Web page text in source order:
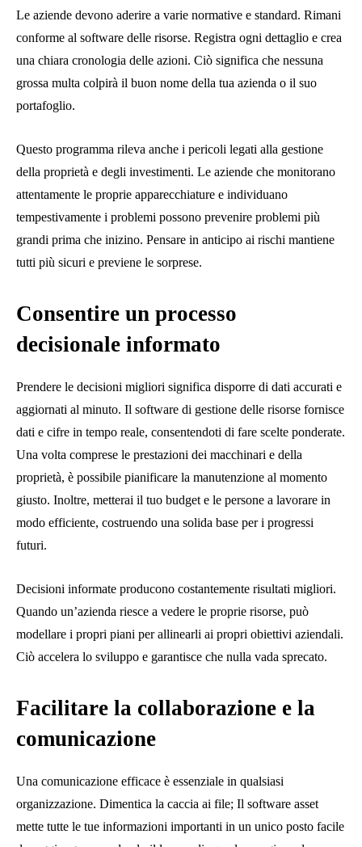
Le aziende devono aderire a varie normative e standard. Rimani
conforme al software delle risorse. Registra ogni dettaglio e crea
una chiara cronologia delle azioni. Ciò significa che nessuna
grossa multa colpirà il buon nome della tua azienda o il suo
portafoglio.
Questo programma rileva anche i pericoli legati alla gestione
della proprietà e degli investimenti. Le aziende che monitorano
attentamente le proprie apparecchiature e individuano
tempestivamente i problemi possono prevenire problemi più
grandi prima che inizino. Pensare in anticipo ai rischi mantiene
tutti più sicuri e previene le sorprese.
Consentire un processo
decisionale informato
Prendere le decisioni migliori significa disporre di dati accurati e
aggiornati al minuto. Il software di gestione delle risorse fornisce
dati e cifre in tempo reale, consentendoti di fare scelte ponderate.
Una volta comprese le prestazioni dei macchinari e della
proprietà, è possibile pianificare la manutenzione al momento
giusto. Inoltre, metterai il tuo budget e le persone a lavorare in
modo efficiente, costruendo una solida base per i progressi
futuri.
Decisioni informate producono costantemente risultati migliori.
Quando un’azienda riesce a vedere le proprie risorse, può
modellare i propri piani per allinearli ai propri obiettivi aziendali.
Ciò accelera lo sviluppo e garantisce che nulla vada sprecato.
Facilitare la collaborazione e la
comunicazione
Una comunicazione efficace è essenziale in qualsiasi
organizzazione. Dimentica la caccia ai file; Il software asset
mette tutte le tue informazioni importanti in un unico posto facile